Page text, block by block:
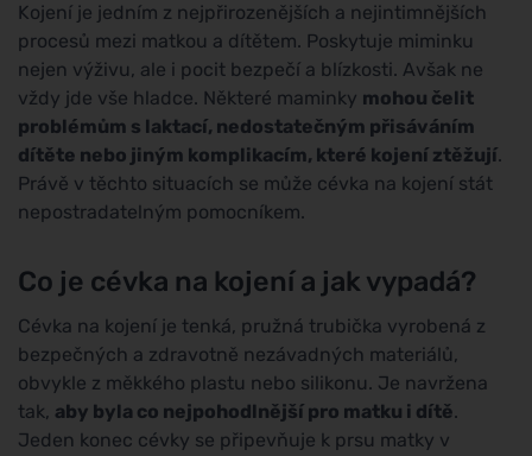
Kojení je jedním z nejpřirozenějších a nejintimnějších
procesů mezi matkou a dítětem. Poskytuje miminku
nejen výživu, ale i pocit bezpečí a blízkosti. Avšak ne
vždy jde vše hladce. Některé maminky mohou čelit
problémům s laktací, nedostatečným přisáváním
dítěte nebo jiným komplikacím, které kojení ztěžují.
Právě v těchto situacích se může cévka na kojení stát
nepostradatelným pomocníkem.
Co je cévka na kojení a jak vypadá?
Cévka na kojení je tenká, pružná trubička vyrobená z
bezpečných a zdravotně nezávadných materiálů,
obvykle z měkkého plastu nebo silikonu. Je navržena
tak, aby byla co nejpohodlnější pro matku i dítě.
Jeden konec cévky se připevňuje k prsu matky v